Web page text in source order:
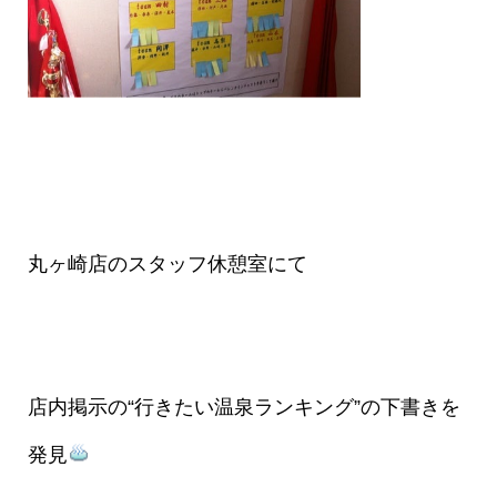
丸ヶ崎店のスタッフ休憩室にて
店内掲示の“行きたい温泉ランキング”の下書きを
発見